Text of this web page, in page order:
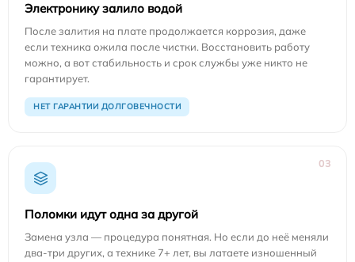
Электронику залило водой
После залития на плате продолжается коррозия, даже
если техника ожила после чистки. Восстановить работу
можно, а вот стабильность и срок службы уже никто не
гарантирует.
НЕТ ГАРАНТИИ ДОЛГОВЕЧНОСТИ
03
Поломки идут одна за другой
Замена узла — процедура понятная. Но если до неё меняли
два-три других, а технике 7+ лет, вы латаете изношенный